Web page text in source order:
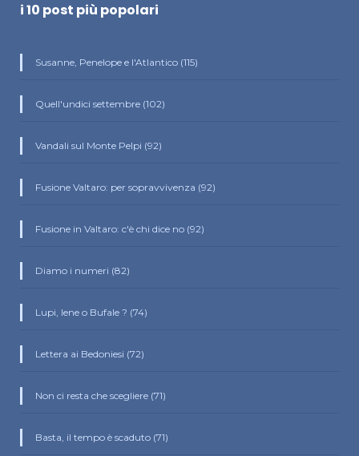
i 10 post più popolari
Susanne, Penelope e l'Atlantico (115)
Quell'undici settembre (102)
Vandali sul Monte Pelpi (92)
Fusione Valtaro: per sopravvivenza (92)
Fusione in Valtaro: c'è chi dice no (92)
Diamo i numeri (82)
Lupi, Iene o Bufale ? (74)
Lettera ai Bedoniesi (72)
Non ci resta che scegliere (71)
Basta, il tempo è scaduto (71)